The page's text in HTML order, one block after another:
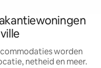
worden
netheid en meer.